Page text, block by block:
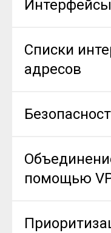
Списки
адресов
помощью